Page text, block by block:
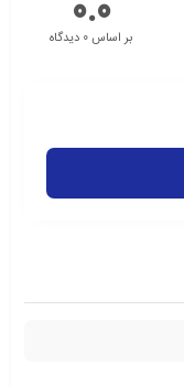
0.0بر اساس 0 دیدگاه